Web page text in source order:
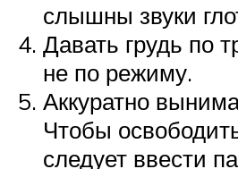
слышны звуки
Давать грудь по
не по режиму.
Аккуратно
Чтобы
следует ввести